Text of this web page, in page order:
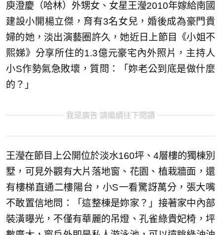
庾澄慶（哈林）外甥女、女星王瀅2010年嫁給南國
建設小開楊立傑，育有3名女兒，婚後成為豪門貴
婦的她，淡出演藝圈許久，她近日上節目《小姐不
熙娣》分享所住的1.3億元豪宅內外照片，主持人
小S作勢氣急敗壞，質問：「妳老公到底是做什麼
的？」
我是廣告 請繼續往下閱讀
王瀅在節目上公開位於淡水160坪、4層樓的獨棟別
墅，可見外觀有大片落地窗、花園、植栽牆面，還
有樓梯直通二樓陽台，小S一看驚訝萬分，張大嘴
不敢置信地問：「這整棟是妳家？」接著家中內部
裝潢曝光，不僅有華麗的吊燈、孔雀綠貴妃椅，坪